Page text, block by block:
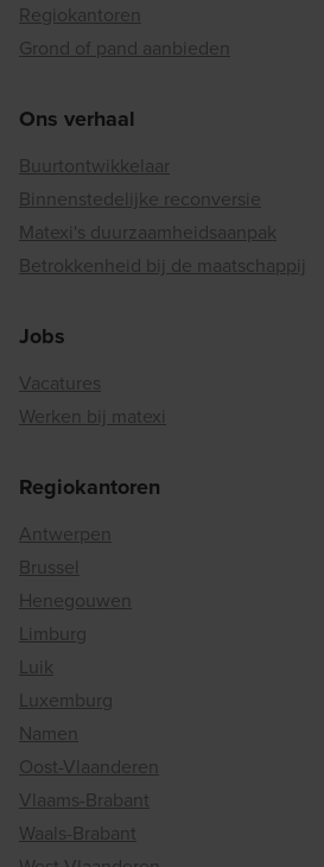
Regiokantoren
Grond of pand aanbieden
Ons verhaal
Buurtontwikkelaar
Binnenstedelijke reconversie
Matexi's duurzaamheidsaanpak
Betrokkenheid bij de maatschappij
Jobs
Vacatures
Werken bij matexi
Regiokantoren
Antwerpen
Brussel
Henegouwen
Limburg
Luik
Luxemburg
Namen
Oost-Vlaanderen
Vlaams-Brabant
Waals-Brabant